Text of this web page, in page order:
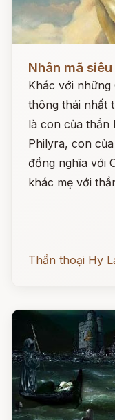
Nhân mã
Khác với
thông thái nhất
là con của thần
Philyra, con
đồng nghĩa với
khác mẹ với
Thần thoại Hy